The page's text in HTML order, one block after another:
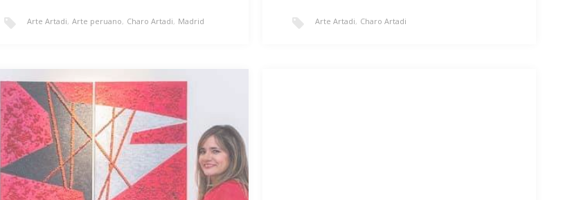
Llachiwana
«Llachiwuana»/ 118x80cm/ Collage/ 2.200€ Crean su
morada con esmero y paciencia.La protegen de las
estaciones y…
Arte Artadi, Arte peruano, Charo Artadi, Madrid Arte Artadi, Charo Artadi